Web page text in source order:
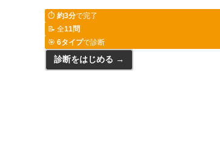
⏱ 約3分で完了
📝 全11問
🎯 6タイプで診断
診断をはじめる →